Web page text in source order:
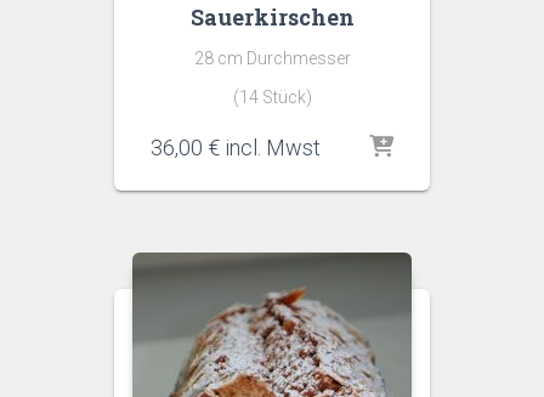
Sauerkirschen
28 cm Durchmesser
(14 Stück)
36,00 € incl. Mwst